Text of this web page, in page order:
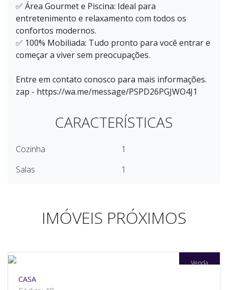
✅ Área Gourmet e Piscina: Ideal para
entretenimento e relaxamento com todos os
confortos modernos.
✅ 100% Mobiliada: Tudo pronto para você entrar e
começar a viver sem preocupações.
Entre em contato conosco para mais informações.
zap - https://wa.me/message/PSPD26PGJWO4J1
CARACTERÍSTICAS
Cozinha
1
Salas
1
IMÓVEIS PRÓXIMOS
Venda
CASA